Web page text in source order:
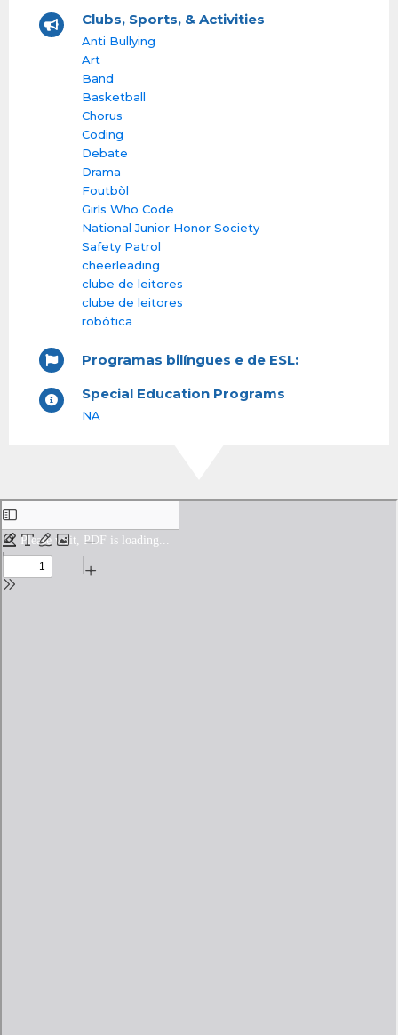
Clubs, Sports, & Activities
Anti Bullying
Art
Band
Basketball
Chorus
Coding
Debate
Drama
Foutbòl
Girls Who Code
National Junior Honor Society
Safety Patrol
cheerleading
clube de leitores
clube de leitores
robótica
Programas bilíngues e de ESL:
Special Education Programs
NA